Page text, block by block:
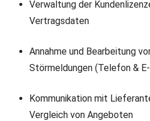
Verwaltung der
Vertragsdaten
Annahme und Bearbeitung
Störmeldungen (Telefon &
Kommunikation mit
Vergleich von Angeboten